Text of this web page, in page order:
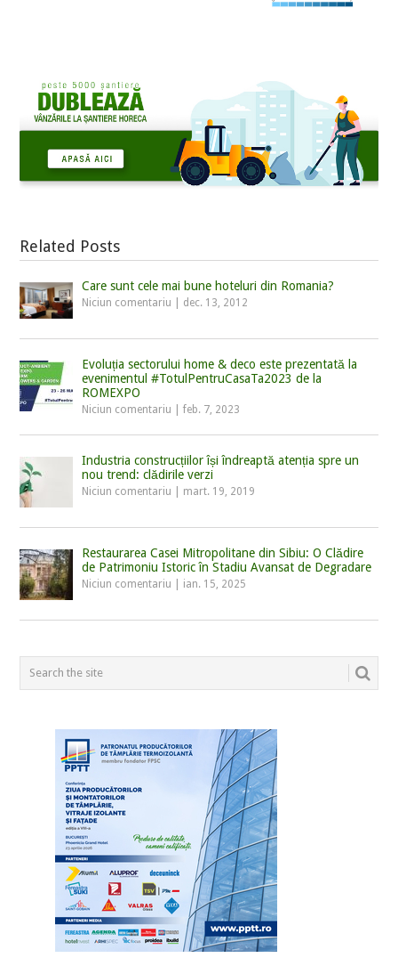
Related Posts
Care sunt cele mai bune hoteluri din Romania?
Niciun comentariu dec. 13, 2012
Evoluția sectorului home & deco este prezentată la
evenimentul #TotulPentruCasaTa2023 de la
ROMEXPO
Niciun comentariu |feb. 7, 2023
Industria construcțiilor își îndreaptă atenția spre un
nou trend: clădirile verzi
Niciun comentariu mart. 19, 2019
Restaurarea Casei Mitropolitane din Sibiu: O Clădire
de Patrimoniu Istoric în Stadiu Avansat de Degradare
Niciun comentariu ian. 15, 2025